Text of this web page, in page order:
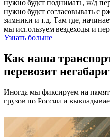
нужно будет поднимать, ж/д
нужно будет согласовывать с
зимники и т.д. Там где,
мы используем вездеходы и
Узнать больше
Как наша
перевозит
Иногда мы фиксируем на
грузов по России и